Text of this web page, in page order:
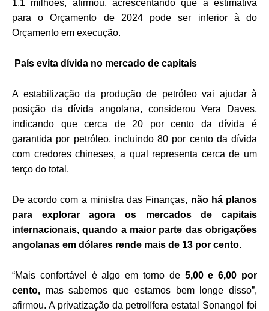
1,1 milhões, afirmou, acrescentando que a estimativa
para o Orçamento de 2024 pode ser inferior à do
Orçamento em execução.
País evita dívida no mercado de capitais
A estabilização da produção de petróleo vai ajudar à
posição da dívida angolana, considerou Vera Daves,
indicando que cerca de 20 por cento da dívida é
garantida por petróleo, incluindo 80 por cento da dívida
com credores chineses, a qual representa cerca de um
terço do total.
De acordo com a ministra das Finanças, não há planos
para explorar agora os mercados de capitais
internacionais, quando a maior parte das obrigações
angolanas em dólares rende mais de 13 por cento.
“Mais confortável é algo em torno de 5,00 e 6,00 por
cento, mas sabemos que estamos bem longe disso”,
afirmou. A privatização da petrolífera estatal Sonangol foi